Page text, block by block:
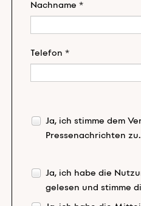
Nachname *
Telefon *
Ja, ich stimme dem
Pressenachrichten zu.
Ja, ich habe die
gelesen und stimme